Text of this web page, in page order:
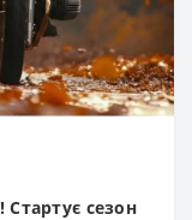
Стартує сезон